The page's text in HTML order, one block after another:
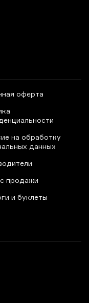
оферта
на обработку
данных
продажи
и буклеты